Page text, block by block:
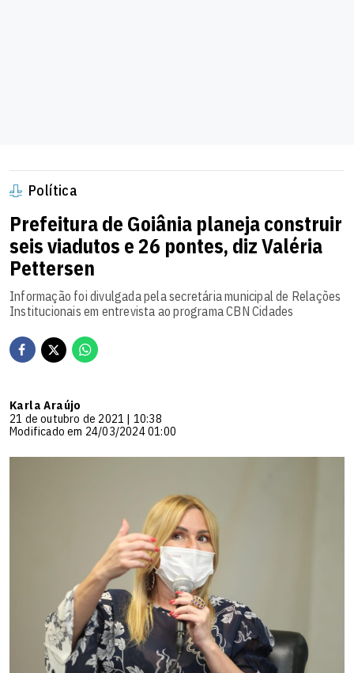
Política
Prefeitura de Goiânia planeja construir
seis viadutos e 26 pontes, diz Valéria
Pettersen
Informação foi divulgada pela secretária municipal de Relações
Institucionais em entrevista ao programa CBN Cidades
Karla Araújo
21 de outubro de 2021 | 10:38
Modificado em 24/03/2024 01:00